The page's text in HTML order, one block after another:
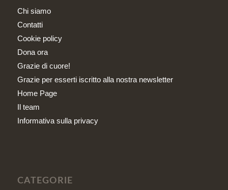
Chi siamo
Contatti
Cookie policy
Dona ora
Grazie di cuore!
Grazie per esserti iscritto alla nostra newsletter
Home Page
Il team
Informativa sulla privacy
CATEGORIE